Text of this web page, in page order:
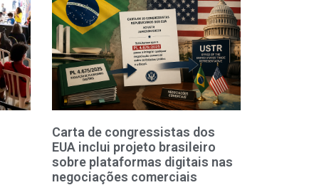
Carta de congressistas dos
EUA inclui projeto brasileiro
sobre plataformas digitais nas
negociações comerciais